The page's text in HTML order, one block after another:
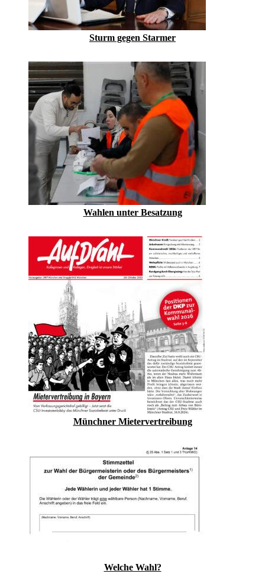
Sturm gegen Starmer
Wahlen unter Besatzung
Münchner Mietervertreibung
Welche Wahl?